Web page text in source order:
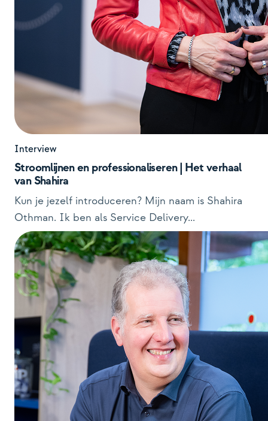
Interview
Stroomlijnen en professionaliseren | Het verhaal
van Shahira
Kun je jezelf introduceren? Mijn naam is Shahira
Othman. Ik ben als Service Delivery...